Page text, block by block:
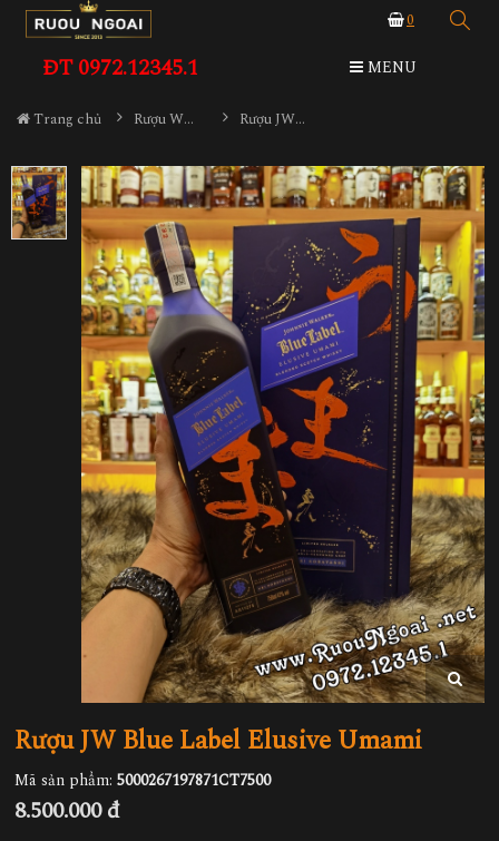
0
ĐT 0972.12345.1 MENU
Trang chủ Rượu Whisky Rượu JW Blue Label Elusive Umami
Rượu JW Blue Label Elusive Umami
Mã sản phẩm: 5000267197871CT7500
8.500.000 đ